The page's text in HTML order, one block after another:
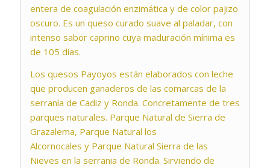
entera de coagulación enzimática y de color pajizo
oscuro. Es un queso curado suave al paladar, con
intenso sabor caprino cuya maduración mínima es
de 105 días.
Los quesos Payoyos están elaborados con leche
que producen ganaderos de las comarcas de la
serranía de Cadiz y Ronda. Concretamente de tres
parques naturales. Parque Natural de Sierra de
Grazalema, Parque Natural los
Alcornocales y Parque Natural Sierra de las
Nieves en la serrania de Ronda. Sirviendo de